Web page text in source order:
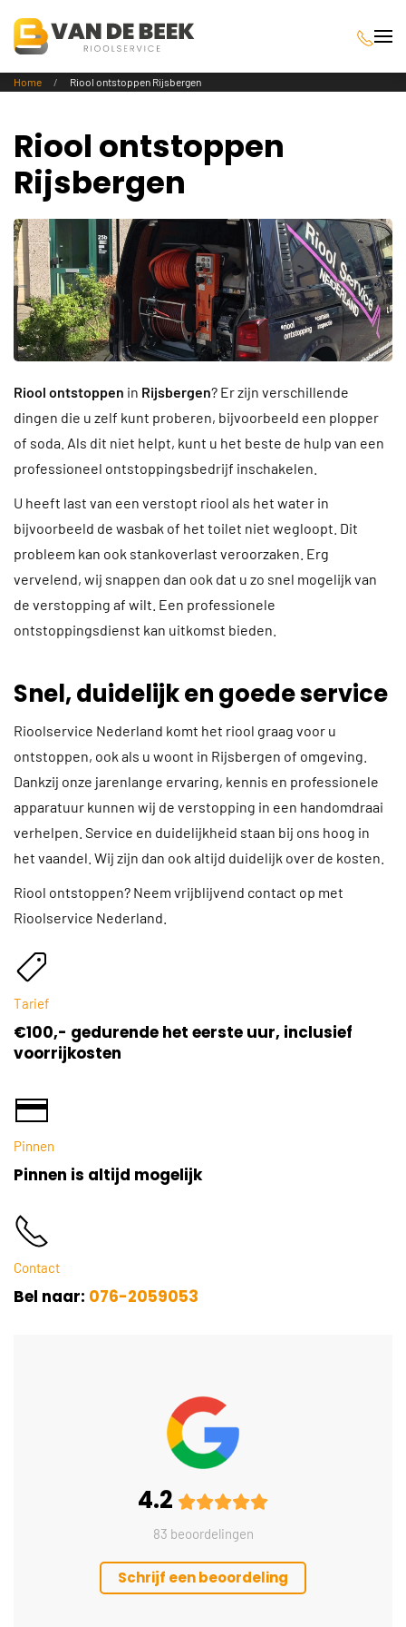
Terug naar hoofdinhoud
Home Riool ontstoppen Rijsbergen
Riool ontstoppen
Rijsbergen
Riool ontstoppen in Rijsbergen? Er zijn verschillende
dingen die u zelf kunt proberen, bijvoorbeeld een plopper
of soda. Als dit niet helpt, kunt u het beste de hulp van een
professioneel ontstoppingsbedrijf inschakelen.
U heeft last van een verstopt riool als het water in
bijvoorbeeld de wasbak of het toilet niet wegloopt. Dit
probleem kan ook stankoverlast veroorzaken. Erg
vervelend, wij snappen dan ook dat u zo snel mogelijk van
de verstopping af wilt. Een professionele
ontstoppingsdienst kan uitkomst bieden.
Snel, duidelijk en goede service
Rioolservice Nederland komt het riool graag voor u
ontstoppen, ook als u woont in Rijsbergen of omgeving.
Dankzij onze jarenlange ervaring, kennis en professionele
apparatuur kunnen wij de verstopping in een handomdraai
verhelpen. Service en duidelijkheid staan bij ons hoog in
het vaandel. Wij zijn dan ook altijd duidelijk over de kosten.
Riool ontstoppen? Neem vrijblijvend contact op met
Rioolservice Nederland.
Tarief
€100,- gedurende het eerste uur, inclusief
voorrijkosten
Pinnen
Pinnen is altijd mogelijk
Contact
Bel naar: 076-2059053
4.2
83 beoordelingen
Schrijf een beoordeling